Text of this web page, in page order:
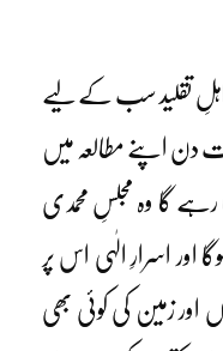
اہلِ تقلید سب کے لیے
دن اپنے مطالعہ میں
گا وہ مجلسِ محمدی
اور اسرارِ الٰہی اس پر
زمین کی کوئی بھی